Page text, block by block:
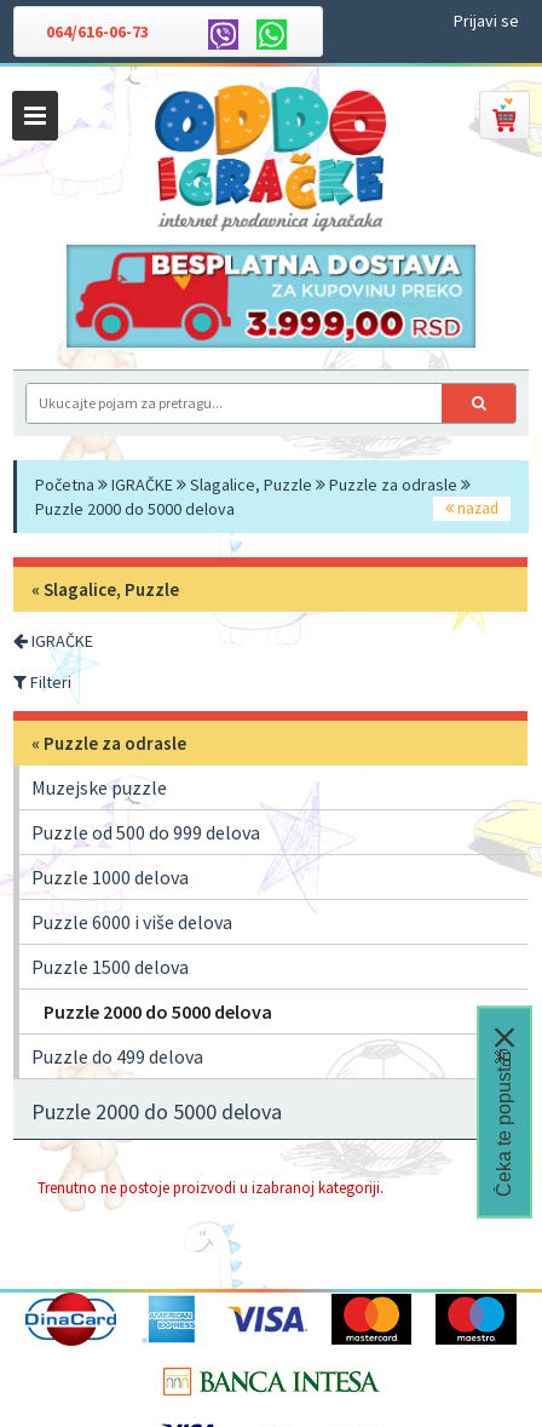
064/616-06-73 Prijavi se
Početna IGRAČKE Slagalice, Puzzle
Puzzle za odrasle
Puzzle 2000 do 5000 delova
nazad
«Slagalice, Puzzle
IGRAČKE
Filteri
« Puzzle za odrasle
Muzejske puzzle
Puzzle od 500 do 999 delova
Puzzle 1000 delova
Puzzle 6000 i više delova
Puzzle 1500 delova
Puzzle 2000 do 5000 delova
Puzzle do 499 delova
Puzzle 2000 do 5000 delova
Trenutno ne postoje proizvodi u izabranoj kategoriji. Čeka te popust🎁